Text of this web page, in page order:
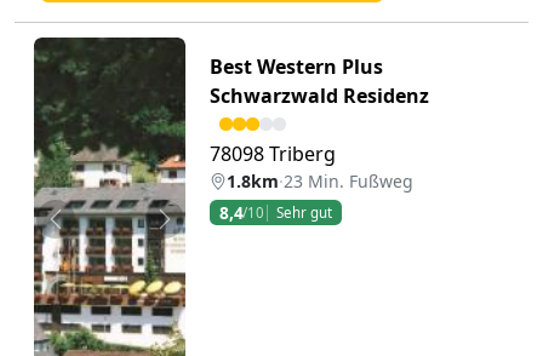
Zurück Weiter
Best Western Plus
Schwarzwald Residenz
78098 Triberg
1.8km·23 Min. Fußweg
8,4/10 Sehr gut